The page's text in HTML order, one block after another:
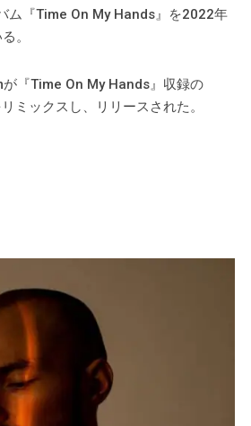
ム『Time On My Hands』を2022年
。
『Time On My Hands』収録の
ミックスし、リリースされた。